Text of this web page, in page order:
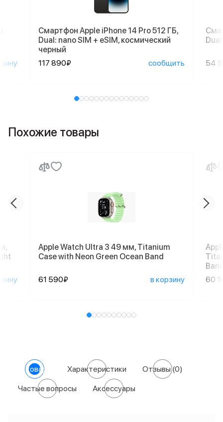
Смартфон Apple iPhone 14 Pro 512 ГБ,
Dual: nano SIM + eSIM, космический
черный
117 890₽
сообщить 54
Похожие товары
Apple Watch Ultra 3 49 мм, Titanium
Case with Neon Green Ocean Band
61 590₽ в корзину
60
О товаре Характеристики Отзывы(0)
Частые вопросы Аксессуары